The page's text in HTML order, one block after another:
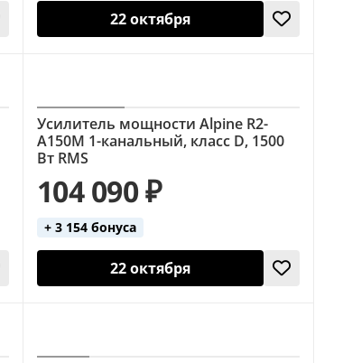
22 октября
Усилитель мощности Alpine R2-
A150M 1-канальный, класс D, 1500
Вт RMS
104 090 ₽
+ 3 154 бонуса
22 октября